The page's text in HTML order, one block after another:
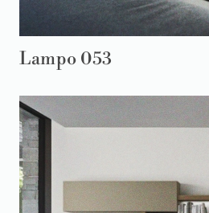
Lampo 053